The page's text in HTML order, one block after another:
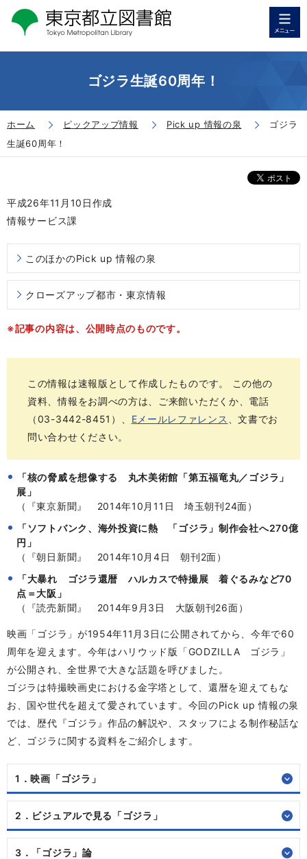
ゴジラ生誕60周年！
ホーム ピックアップ情報 Pick up 情報の泉
ゴジラ
生誕60周年！
平成26年11月10日作成
情報サービス課
このほかのPick up 情報の泉
クローズアップ都市・東京情報
※記事の内容は、公開時点のものです。
この情報は速報版として作成したものです。 この他の
資料、情報をお調べの方は、ご来館いただくか、電話
（03-3442-8451）、 Eメールレファレンス
、文書でお
問い合わせください。
「核の脅威を想像する 丸木美術館「第五福竜丸／ゴジラ」
展」
（『東京新聞』 2014年10月11日 埼玉朝刊24面）
「ソフトバンク、海外投資に熱 「ゴジラ」制作会社へ270億
円」
（『朝日新聞』 2014年10月4日 朝刊2面）
「大暴れ ゴジラ還暦 ハルカスで特撮展 着ぐるみなど70
点＝大阪」
（『読売新聞』 2014年9月3日 大阪朝刊26面）
映画「ゴジラ」が1954年11月3日に公開されてから、今年で60
周年を迎えます。今年はハリウッド版「GODZILLA ゴジラ」
が公開され、全世界で大きな話題を呼びました。
ゴジラは特撮映画史における金字塔として、還暦を迎えてもな
お、国や世代を超えて愛されています。今回のPick up 情報の泉
では、歴代『ゴジラ』作品の解説や、スタッフによる制作秘話な
ど、ゴジラに関する資料をご紹介します。
1．映画「ゴジラ」
2．ビジュアルで見る「ゴジラ」
3．「ゴジラ」論